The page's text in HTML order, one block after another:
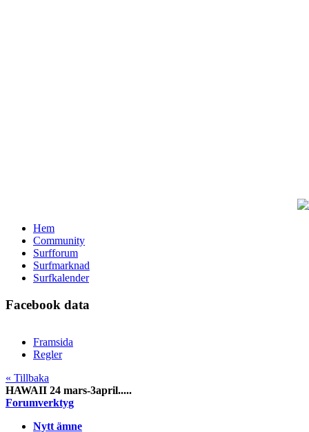
Hem
Community
Surfforum
Surfmarknad
Surfkalender
Facebook data
Framsida
Regler
« Tillbaka
HAWAII 24 mars-3april.....
Forumverktyg
Nytt ämne